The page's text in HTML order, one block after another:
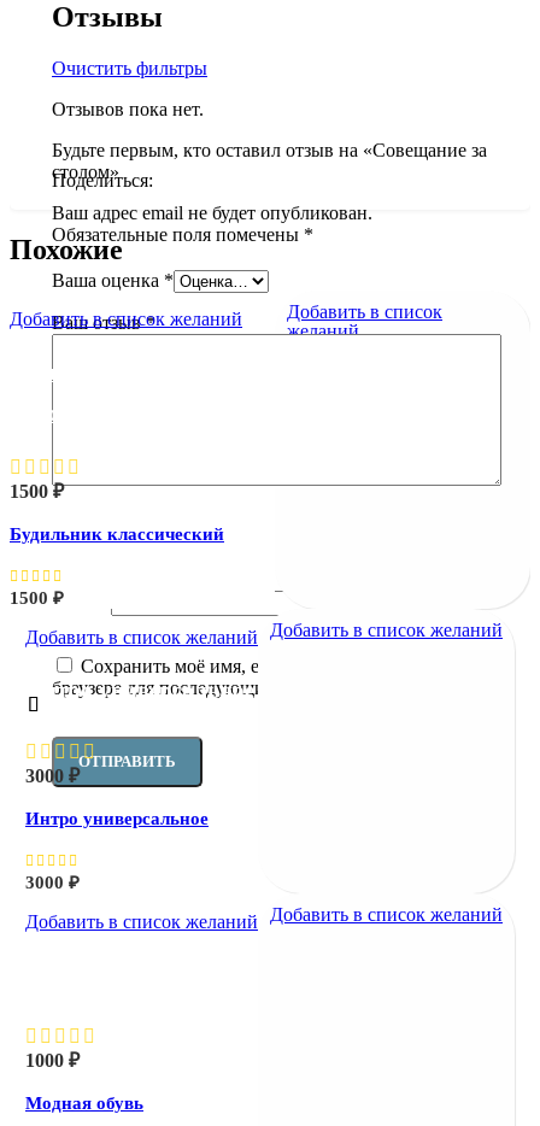
Отзывы
Очистить фильтры
Отзывов пока нет.
Будьте первым, кто оставил отзыв на «Совещание за
столом»
Ваш адрес email не будет опубликован.
Обязательные поля помечены *
Ваша оценка *
Ваш отзыв*
Имя*
Email
Сохранить моё имя, email и адрес сайта в этом
браузере для последующих моих комментариев.
Поделиться:
Похожие
Добавить в список желаний
Будильник
классический
1500₽
Будильник классический
1500 ₽
Добавить в список
желаний
Добавить в список желаний
Интро универсальное
3000 ₽
Интро универсальное
3000 ₽
Добавить в список желаний
Добавить в список желаний
1000 ₽
Модная обувь
Добавить в список желаний